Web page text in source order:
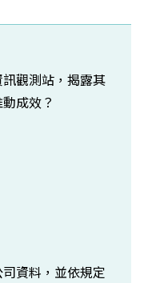
觀測站，揭露其
成效？
資料，並依規定